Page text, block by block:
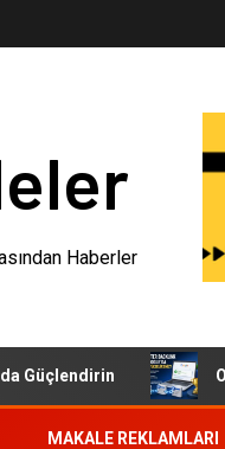
Haberler
MAKALE REKLAMLARI